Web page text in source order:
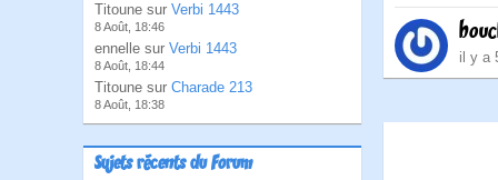
Titoune sur Verbi 1443
8 Août, 18:46
ennelle sur Verbi 1443
8 Août, 18:44
Titoune sur Charade 213
8 Août, 18:38
Sujets récents du Forum
il y a